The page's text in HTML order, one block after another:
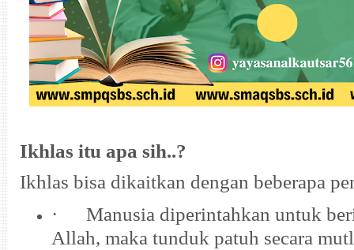
Ikhlas itu apa sih..?
Ikhlas bisa dikaitkan dengan beberapa
·
Manusia diperintahkan untuk
Allah, maka tunduk patuh secara